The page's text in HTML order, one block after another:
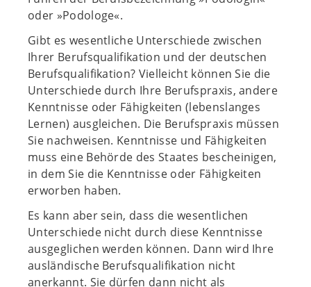
oder »Podologe«.
Gibt es wesentliche Unterschiede zwischen
Ihrer Berufsqualifikation und der deutschen
Berufsqualifikation? Vielleicht können Sie die
Unterschiede durch Ihre Berufspraxis, andere
Kenntnisse oder Fähigkeiten (lebenslanges
Lernen) ausgleichen. Die Berufspraxis müssen
Sie nachweisen. Kenntnisse und Fähigkeiten
muss eine Behörde des Staates bescheinigen,
in dem Sie die Kenntnisse oder Fähigkeiten
erworben haben.
Es kann aber sein, dass die wesentlichen
Unterschiede nicht durch diese Kenntnisse
ausgeglichen werden können. Dann wird Ihre
ausländische Berufsqualifikation nicht
anerkannt. Sie dürfen dann nicht als